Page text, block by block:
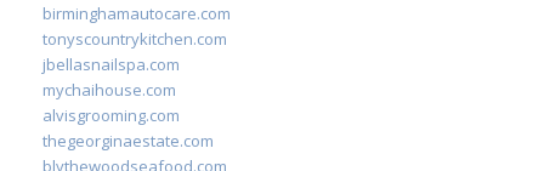
birminghamautocare.com
tonyscountrykitchen.com
jbellasnailspa.com
mychaihouse.com
alvisgrooming.com
thegeorginaestate.com
blythewoodseafood.com